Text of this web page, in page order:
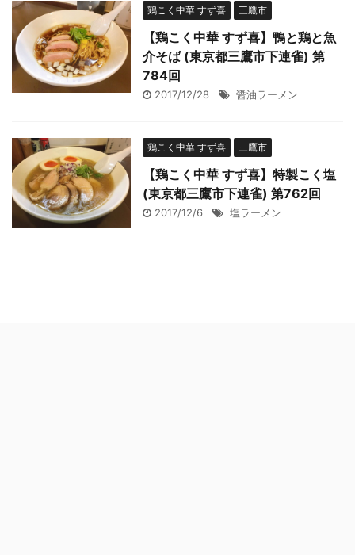
鶏こく中華 すず喜 三鷹市
【鶏こく中華 すず喜】鴨と鶏と魚
介そば (東京都三鷹市下連雀) 第
784回
2017/12/28 醤油ラーメン
鶏こく中華 すず喜 三鷹市
【鶏こく中華 すず喜】特製こく塩
(東京都三鷹市下連雀) 第762回
2017/12/6 塩ラーメン